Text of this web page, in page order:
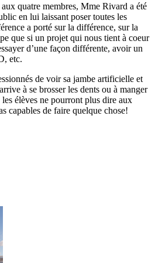
quatre membres, Mme Rivard a été
en lui laissant poser toutes les
a porté sur la différence, sur la
que si un projet qui nous tient à coeur
d’une façon différente, avoir un
etc.
de voir sa jambe artificielle et
à se brosser les dents ou à manger
élèves ne pourront plus dire aux
capables de faire quelque chose!